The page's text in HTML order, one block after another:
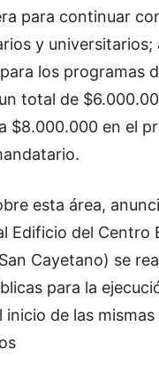
para continuar
y universitarios;
los programas
total de
$8.000.000 en el
esta área,
Edificio del Centro
Cayetano) se
para la
inicio de las